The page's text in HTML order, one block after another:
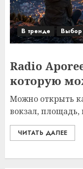
В тренде Выбор
Radio
которую
Можно открыть
вокзал,
ЧИТАТЬ ДАЛЕЕ